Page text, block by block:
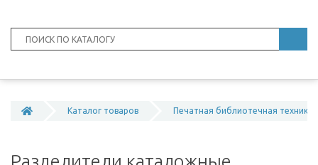
Каталог товаров Печатная библиотечная техника